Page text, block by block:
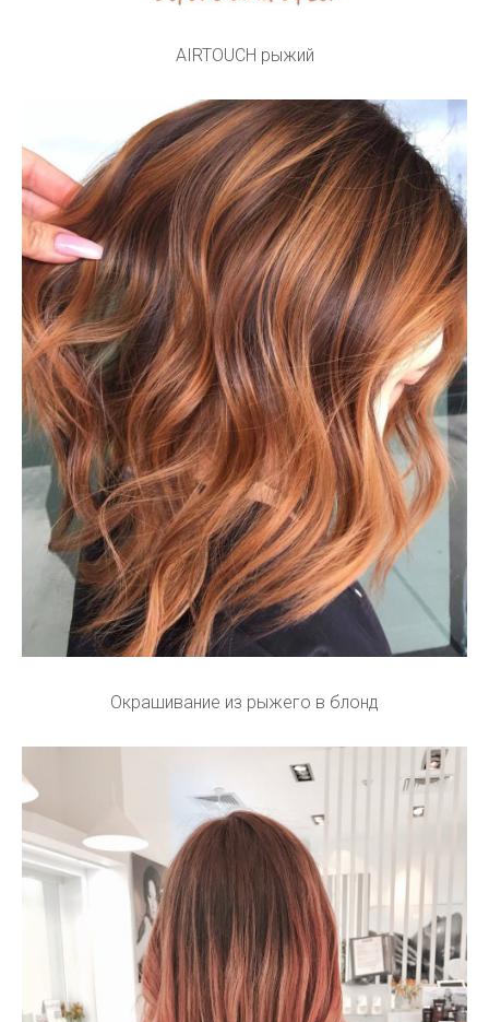
AIRTOUCH рыжий
Окрашивание из рыжего в блонд